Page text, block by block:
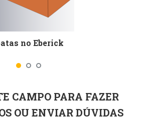
no Eberick
CAMPO PARA FAZER
OU ENVIAR DÚVIDAS